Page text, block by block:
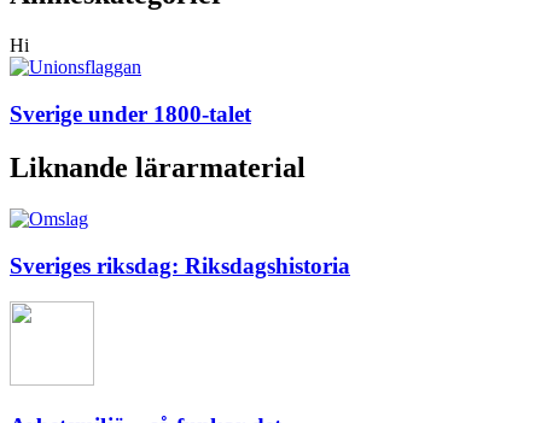
Hi
Sverige under 1800-talet
Liknande lärarmaterial
Sveriges riksdag: Riksdagshistoria